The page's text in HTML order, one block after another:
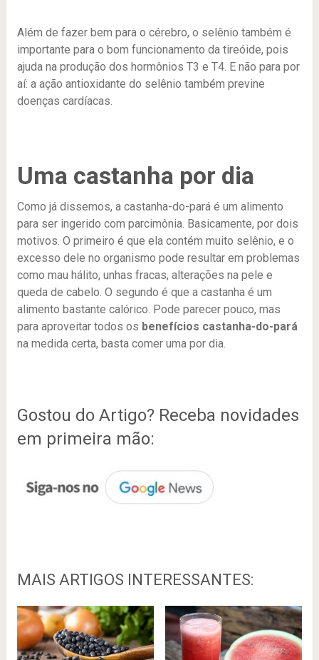
Além de fazer bem para o cérebro, o selênio também é
importante para o bom funcionamento da tireóide, pois
ajuda na produção dos hormônios T3 e T4. E não para por
aí: a ação antioxidante do selênio também previne
doenças cardíacas.
Uma castanha por dia
Como já dissemos, a castanha-do-pará é um alimento
para ser ingerido com parcimônia. Basicamente, por dois
motivos. O primeiro é que ela contém muito selênio, e o
excesso dele no organismo pode resultar em problemas
como mau hálito, unhas fracas, alterações na pele e
queda de cabelo. O segundo é que a castanha é um
alimento bastante calórico. Pode parecer pouco, mas
para aproveitar todos os benefícios castanha-do-pará
na medida certa, basta comer uma por dia.
Gostou do Artigo? Receba novidades
em primeira mão:
MAIS ARTIGOS INTERESSANTES: